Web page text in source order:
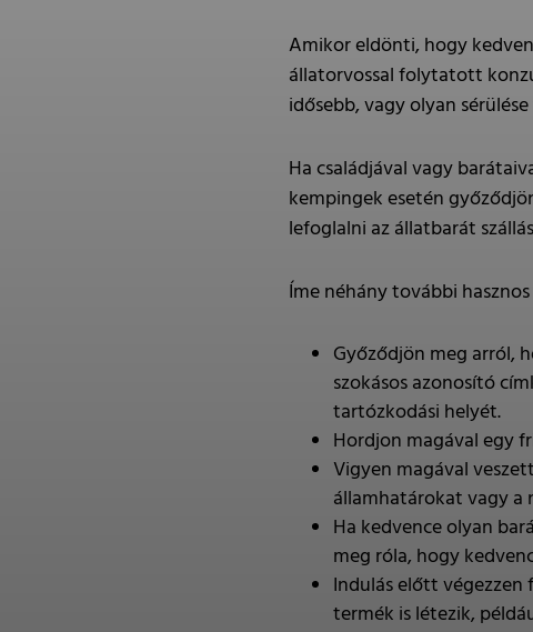
Amikor eldönti, hogy
állatorvossal folytatott
idősebb, vagy olyan
Ha családjával vagy
kempingek esetén
lefoglalni az állatbarát
Íme néhány további
Győződjön meg arról,
szokásos azonosító
tartózkodási helyét.
Hordjon magával egy
Vigyen magával
államhatárokat vagy
Ha kedvence olyan
meg róla, hogy
Indulás előtt
termék is létezik,